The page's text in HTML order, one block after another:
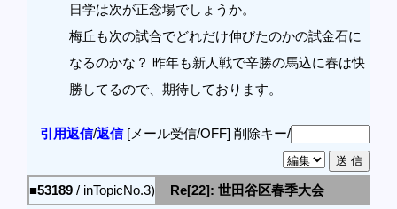
日学は次が正念場でしょうか。
梅丘も次の試合でどれだけ伸びたのかの試金石に
なるのかな？ 昨年も新人戦で辛勝の馬込に春は快
勝してるので、期待しております。
引用返信/返信[メール受信/OFF] 削除キー/
■53189 / inTopicNo.3)
Re[22]: 世田谷区春季大会